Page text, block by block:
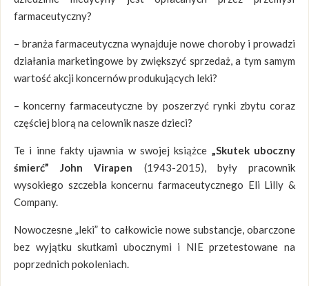
farmaceutyczny?
– branża farmaceutyczna wynajduje nowe choroby i prowadzi
działania marketingowe by zwiększyć sprzedaż, a tym samym
wartość akcji koncernów produkujących leki?
– koncerny farmaceutyczne by poszerzyć rynki zbytu coraz
częściej biorą na celownik nasze dzieci?
Te i inne fakty ujawnia w swojej książce „Skutek uboczny
śmierć” John Virapen (1943-2015), były pracownik
wysokiego szczebla koncernu farmaceutycznego Eli Lilly &
Company.
Nowoczesne „leki” to całkowicie nowe substancje, obarczone
bez wyjątku skutkami ubocznymi i NIE przetestowane na
poprzednich pokoleniach.